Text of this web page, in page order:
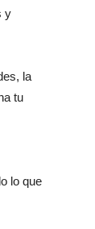
y
la
tu
lo que